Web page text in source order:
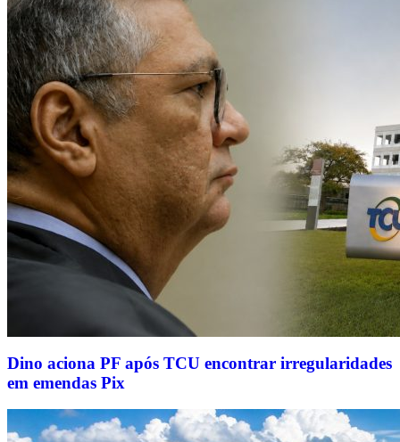
Dino aciona PF após TCU encontrar irregularidades
em emendas Pix